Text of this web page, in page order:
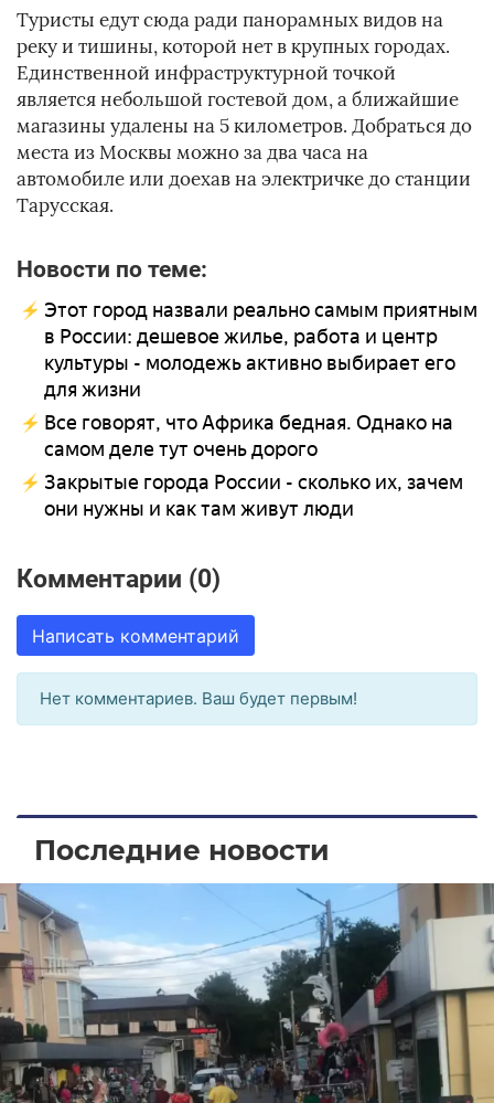
Туристы едут сюда ради панорамных видов на
реку и тишины, которой нет в крупных городах.
Единственной инфраструктурной точкой
является небольшой гостевой дом, а ближайшие
магазины удалены на 5 километров. Добраться до
места из Москвы можно за два часа на
автомобиле или доехав на электричке до станции
Тарусская.
Новости по теме:
Этот город назвали реально самым приятным
в России: дешевое жилье, работа и центр
культуры - молодежь активно выбирает его
для жизни
Все говорят, что Африка бедная. Однако на
самом деле тут очень дорого
Закрытые города России - сколько их, зачем
они нужны и как там живут люди
Комментарии (0)
Написать комментарий
Нет комментариев. Ваш будет первым!
Последние новости